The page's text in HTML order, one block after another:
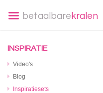
betaalbare kralen
INSPIRATIE
Video's
Blog
Inspiratiesets